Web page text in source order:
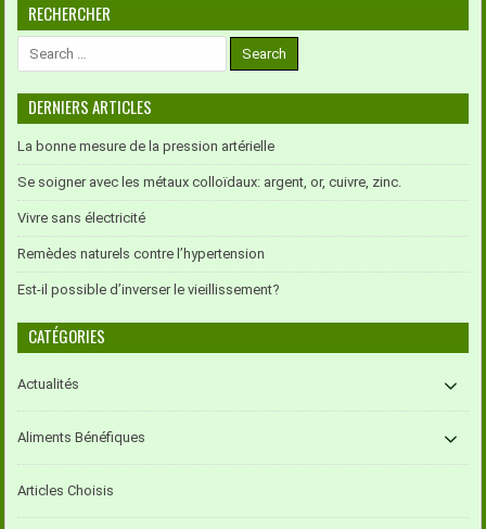
RECHERCHER
Search
for:
DERNIERS ARTICLES
La bonne mesure de la pression artérielle
Se soigner avec les métaux colloïdaux: argent, or, cuivre, zinc.
Vivre sans électricité
Remèdes naturels contre l’hypertension
Est-il possible d’inverser le vieillissement?
CATÉGORIES
Actualités
Aliments Bénéfiques
Articles Choisis